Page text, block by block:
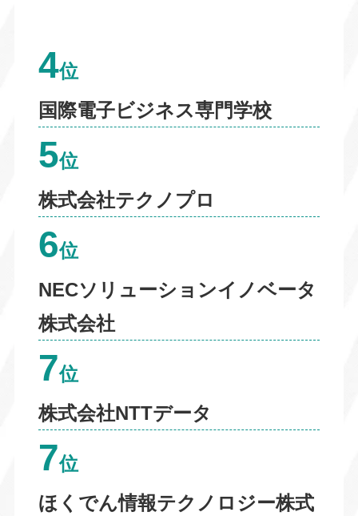
4位
国際電子ビジネス専門学校
5位
株式会社テクノプロ
6位
NECソリューションイノベータ
株式会社
7位
株式会社NTTデータ
7位
ほくでん情報テクノロジー株式